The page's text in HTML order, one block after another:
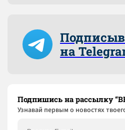
на
Подпишись на рассылку
Узнaвай первым о новостях